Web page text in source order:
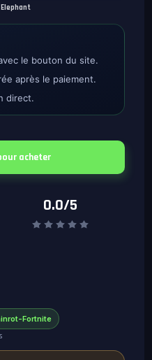
le bouton du site.
après le paiement.
direct.
acheter
0.0/5
Fortnite